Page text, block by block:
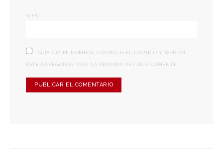
WEB
GUARDA MI NOMBRE, CORREO ELECTRÓNICO Y WEB EN
ESTE NAVEGADOR PARA LA PRÓXIMA VEZ QUE COMENTE.